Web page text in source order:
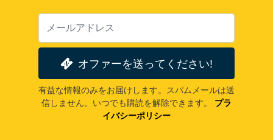
オファーを送ってください!
有益な情報のみをお届けします。スパムメールは送
信しません。いつでも購読を解除できます。
プラ
イバシーポリシー